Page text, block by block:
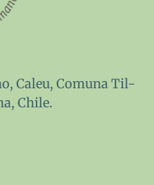
Caleu, Comuna Til-
Chile.